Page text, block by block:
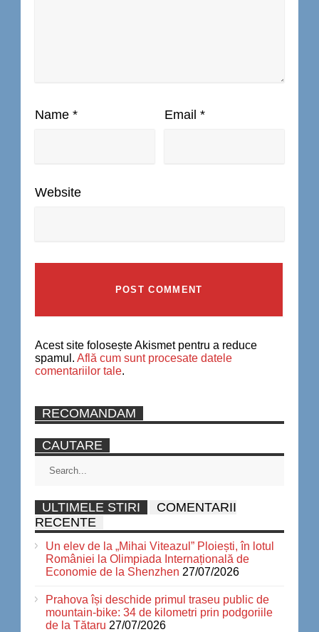
Name * Email *
Website
Acest site folosește Akismet pentru a reduce
spamul. Află cum sunt procesate datele
comentariilor tale.
RECOMANDAM
CAUTARE
ULTIMELE STIRI
COMENTARII
RECENTE
Un elev de la „Mihai Viteazul” Ploiești, în lotul
României la Olimpiada Internațională de
Economie de la Shenzhen 27/07/2026
Prahova își deschide primul traseu public de
mountain-bike: 34 de kilometri prin podgoriile
de la Tătaru 27/07/2026